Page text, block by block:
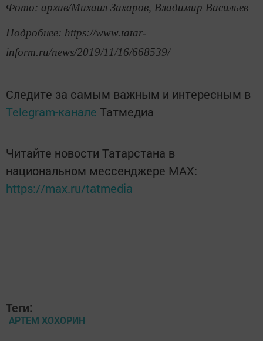
Фото: архив/Михаил Захаров, Владимир Васильев
Подробнее: https://www.tatar-
inform.ru/news/2019/11/16/668539/
Следите за самым важным и интересным в
Telegram-канале Татмедиа
Читайте новости Татарстана в
национальном мессенджере MАХ:
https://max.ru/tatmedia
Теги:
АРТЕМ ХОХОРИН